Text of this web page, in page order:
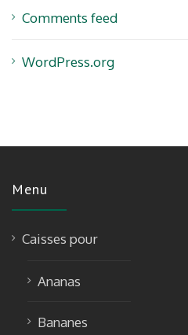
Comments feed
WordPress.org
Menu
Caisses pour
Ananas
Bananes